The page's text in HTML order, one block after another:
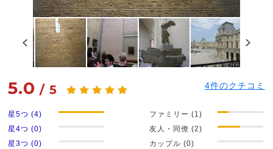
5.0 /5 4件のクチコミ
星5つ (4)
星4つ (0)
星3つ (0)
ファミリー (1)
友人・同僚 (2)
カップル (0)